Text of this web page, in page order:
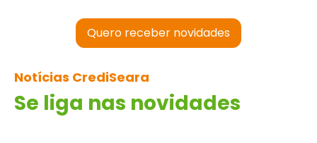
Quero receber novidades
Notícias CrediSeara
Se liga nas novidades